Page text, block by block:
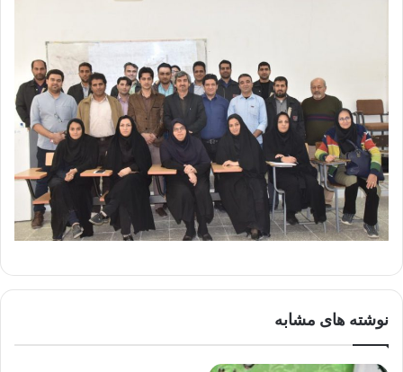
نوشته های مشابه